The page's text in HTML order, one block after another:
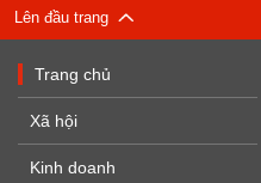
Lên đầu trang
Trang chủ
Xã hội
Kinh doanh